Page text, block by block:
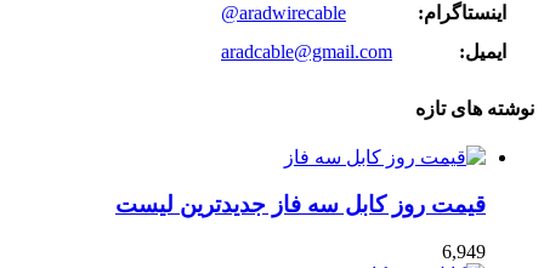
اینستاگرام:
@aradwirecable
ایمیل:
aradcable@gmail.com
نوشته های تازه
قیمت روز کابل سه فاز جدیدترین لیست
6,949